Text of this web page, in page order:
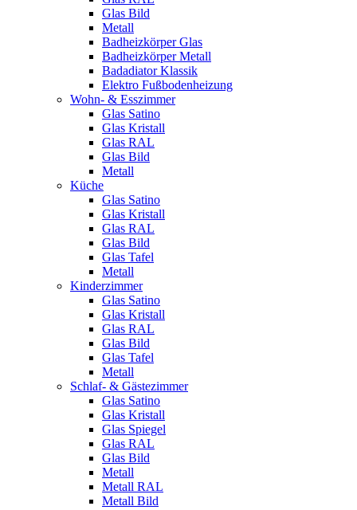
Glas Bild
Metall
Badheizkörper Glas
Badheizkörper Metall
Badadiator Klassik
Elektro Fußbodenheizung
Wohn- & Esszimmer
Glas Satino
Glas Kristall
Glas RAL
Glas Bild
Metall
Küche
Glas Satino
Glas Kristall
Glas RAL
Glas Bild
Glas Tafel
Metall
Kinderzimmer
Glas Satino
Glas Kristall
Glas RAL
Glas Bild
Glas Tafel
Metall
Schlaf- & Gästezimmer
Glas Satino
Glas Kristall
Glas Spiegel
Glas RAL
Glas Bild
Metall
Metall RAL
Metall Bild